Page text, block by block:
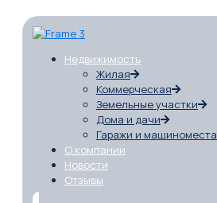
Недвижимость
Жилая
Коммерческая
Земельные участки
Дома и дачи
Гаражи и машиноместа
О компании
Новости
Отзывы